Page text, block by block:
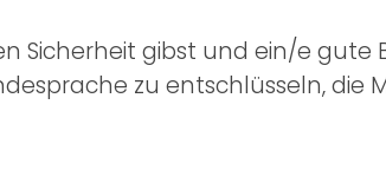
Sicherheit gibst und ein/e gute
zu entschlüsseln, die